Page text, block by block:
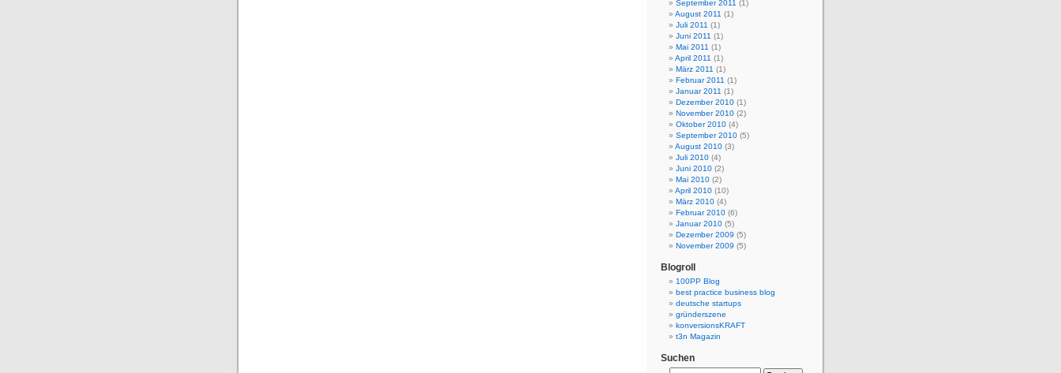
September 2011 (1)
August 2011 (1)
Juli 2011 (1)
Juni 2011 (1)
Mai 2011 (1)
April 2011 (1)
März 2011 (1)
Februar 2011 (1)
Januar 2011 (1)
Dezember 2010 (1)
November 2010 (2)
Oktober 2010 (4)
September 2010 (5)
August 2010 (3)
Juli 2010 (4)
Juni 2010 (2)
Mai 2010 (2)
April 2010 (10)
März 2010 (4)
Februar 2010 (6)
Januar 2010 (5)
Dezember 2009 (5)
November 2009 (5)
Blogroll
100PP Blog
best practice business blog
deutsche startups
gründerszene
konversionsKRAFT
t3n Magazin
Suchen